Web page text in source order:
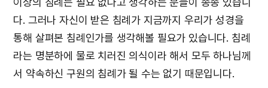
다. 그러나 자신이 받은 침례가 지금까지 우리가 성경을
통해 살펴본 침례인가를 생각해볼 필요가 있습니다. 침례
라는 명분하에 물로 치러진 의식이라 해서 모두 하나님께
서 약속하신 구원의 침례가 될 수는 없기 때문입니다.